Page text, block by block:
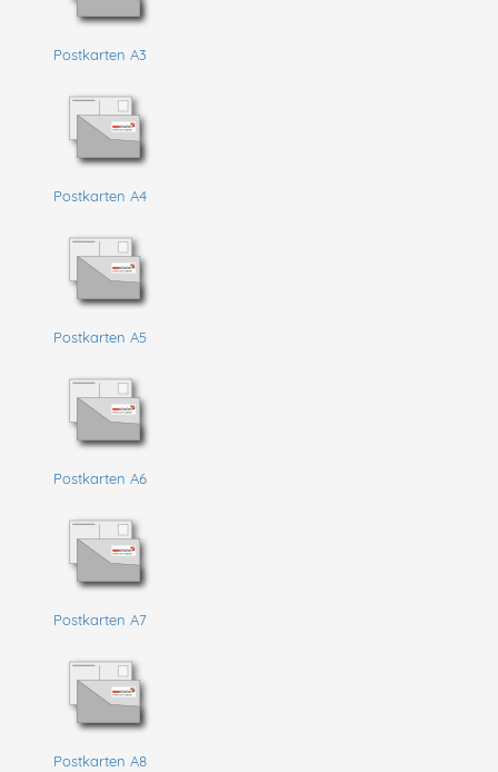
Postkarten A3
Postkarten A4
Postkarten A5
Postkarten A6
Postkarten A7
Postkarten A8